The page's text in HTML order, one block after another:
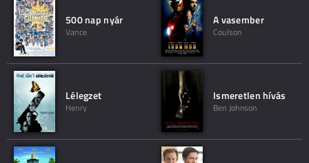
500 nap nyár
Vance
A vasember
Coulson
Lélegzet
Henry
Ismeretlen hívás
Ben Johnson